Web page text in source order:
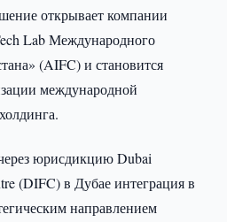
открывает компании
Lab Международного
(AIFC) и становится
международной
юрисдикцию Dubai
(DIFC) в Дубае интеграция в
направлением